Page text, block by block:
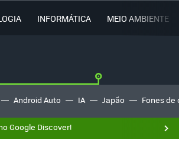
INFORMÁTICA MEIO AMBIENTE
Android Auto IA Japão Fones de
Google Discover!